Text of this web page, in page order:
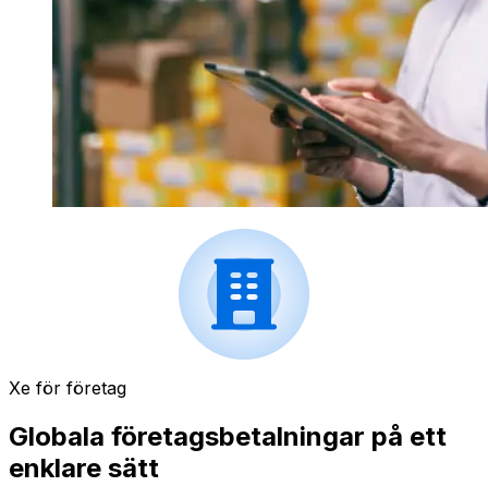
Xe för företag
Globala företagsbetalningar på ett
enklare sätt